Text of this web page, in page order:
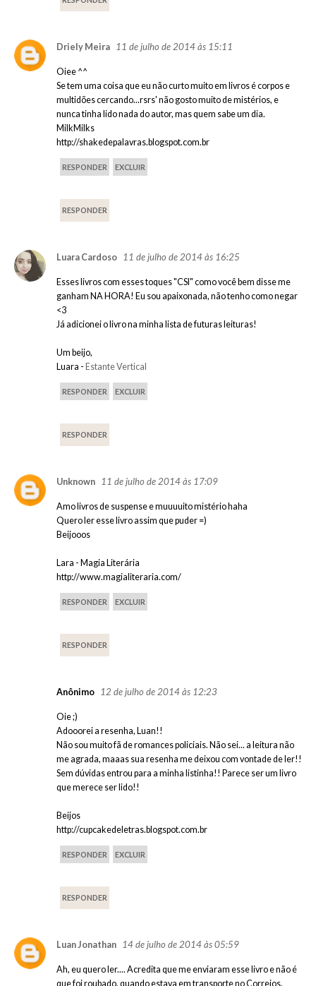
Driely Meira 11 de julho de 2014 às 15:11
Oiee ^^
Se tem uma coisa que eu não curto muito em livros é corpos e
multidões cercando...rsrs' não gosto muito de mistérios, e
nunca tinha lido nada do autor, mas quem sabe um dia.
MilkMilks
http://shakedepalavras.blogspot.com.br
RESPONDER EXCLUIR
RESPONDER
Luara Cardoso 11 de julho de 2014 às 16:25
Esses livros com esses toques "CSI" como você bem disse me
ganham NA HORA! Eu sou apaixonada, não tenho como negar
<3
Já adicionei o livro na minha lista de futuras leituras!
Um beijo,
Luara - Estante Vertical
RESPONDER EXCLUIR
RESPONDER
Unknown 11 de julho de 2014 às 17:09
Amo livros de suspense e muuuuito mistério haha
Quero ler esse livro assim que puder =)
Beijooos
Lara - Magia Literária
http://www.magialiteraria.com/
RESPONDER EXCLUIR
RESPONDER
Anônimo 12 de julho de 2014 às 12:23
Oie ;)
Adooorei a resenha, Luan!!
Não sou muito fã de romances policiais. Não sei... a leitura não
me agrada, maaas sua resenha me deixou com vontade de ler!!
Sem dúvidas entrou para a minha listinha!! Parece ser um livro
que merece ser lido!!
Beijos
http://cupcakedeletras.blogspot.com.br
RESPONDER EXCLUIR
RESPONDER
Luan Jonathan 14 de julho de 2014 às 05:59
Ah, eu quero ler.... Acredita que me enviaram esse livro e não é
que foi roubado, quando estava em transporte no Correios,